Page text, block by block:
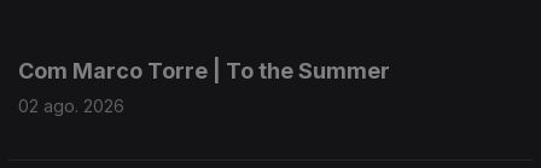
Com Marco Torre | To the Summer
02 ago. 2026